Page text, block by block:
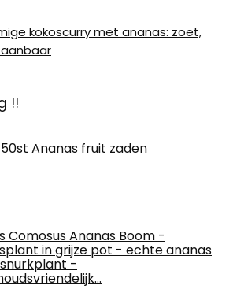
kokoscurry met ananas: zoet,
!!
Ananas fruit zaden
Comosus Ananas Boom -
in grijze pot - echte ananas
-